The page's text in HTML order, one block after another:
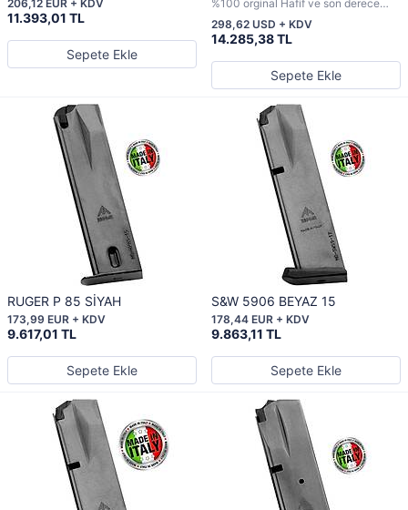
11.393,01 TL
206,12 EUR + KDV
Sepete Ekle
%100 orginal Hafif ve son derece
dayanıklı, 15 yuvarlak ProMag Glock
19 şarjörü
14.285,38 TL
298,62 USD + KDV
Sepete Ekle
RUGER P 85 SİYAH
9.617,01 TL
173,99 EUR + KDV
Sepete Ekle
S&W 5906 BEYAZ 15
9.863,11 TL
178,44 EUR + KDV
Sepete Ekle